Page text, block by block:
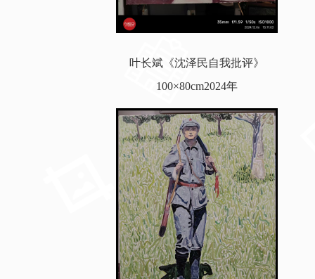
叶长斌《沈泽民自我批评》
100×80cm2024年